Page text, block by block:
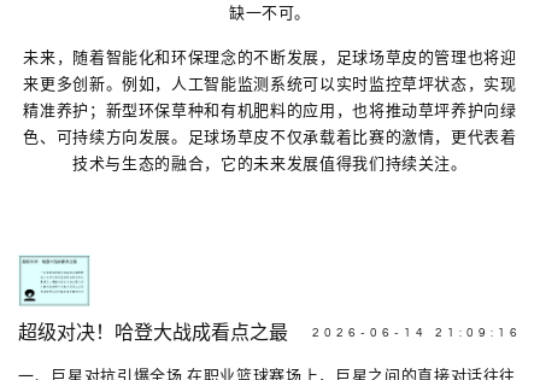
缺一不可。
未来，随着智能化和环保理念的不断发展，足球场草皮的管理也将迎
来更多创新。例如，人工智能监测系统可以实时监控草坪状态，实现
精准养护；新型环保草种和有机肥料的应用，也将推动草坪养护向绿
色、可持续方向发展。足球场草皮不仅承载着比赛的激情，更代表着
技术与生态的融合，它的未来发展值得我们持续关注。
超级对决！哈登大战成看点之最 2026-06-14 21:09:16
一、巨星对抗引爆全场 在职业篮球赛场上，巨星之间的直接对话往往